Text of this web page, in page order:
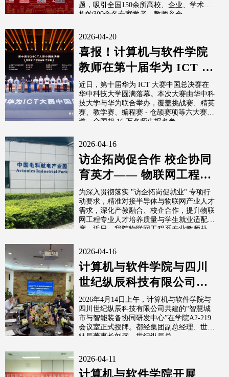
题，吸引全国150余所高校、企业、学术机
构的300余名专家学者、教师参会。
2026-04-20
喜报！计算机与软件学院
教师在第十届华为 ICT 大
赛中国总决赛教学赛斩获
佳绩
近日，第十届华为 ICT 大赛中国总决赛在
华中科技大学圆满落幕。本次大赛由华中科
技大学与华为联合举办，覆盖挑战赛、精英
赛、教学赛、编程赛 - 仓颉赛项等六大赛
道，全国超 16 万名师生报名参...
2026-04-16
访企拓岗促合作 校企协同
育英才—— 物联网工程系
专业教师走访成都仕芯半
导体有限公司
为深入贯彻落实 "访企拓岗促就业" 专项行
动要求，精准对接半导体与物联网产业人才
需求，深化产教融合、校企合作，提升物联
网工程专业人才培养质量与学生就业适配
度，近日，我院物联网工程系专业教师赴...
2026-04-16
计算机与软件学院与四川
世纪纵辰科技有限公司共
建“智慧城市与智能装备协
同研发中心”
2026年4月14日上午，计算机与软件学院与
四川世纪纵辰科技有限公司共建的“智慧城
市与智能装备协同研发中心”在学院A2-219
会议室正式授牌。都经集团副总经理、世纪
纵辰董事长刘远，世纪纵辰总...
2026-04-11
计算机与软件学院开展